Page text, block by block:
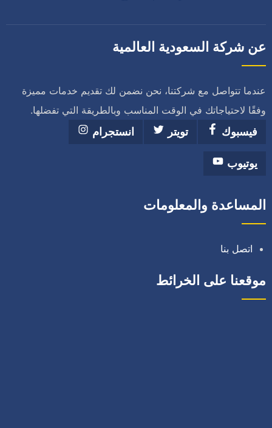
عن شركة السعودية العالمية
عندما تتواصل مع شركتنا، نحن نضمن لك تقديم خدمات مميزة
وفقًا لاحتياجاتك في الوقت المناسب وبالطريقة التي تفضلها.
فيسبوك
تويتر انستجرام
يوتيوب
المساعدة والمعلومات
اتصل بنا
موقعنا على الخرائط